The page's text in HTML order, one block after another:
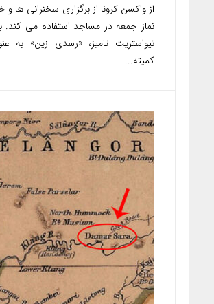
از واکسن کرونا از برگزاری سخنرانی ها
نماز جمعه در مساجد استفاده می کند.
نیواستریت تامیز، «رسدی زین» به
کمیته...